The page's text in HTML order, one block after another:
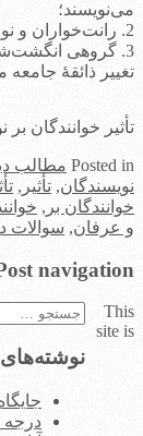
می‌نویسند؛
2. رانت‌‌خواران و نورچشمی‌ها؛
3. گروهی
تغییر ذائقۀ
تأثیر خوانندگان بر
Posted in مطالب
نویسندگان, تأثیر ,
خوانندگان بر ,
و عرفان, سوالات
navigation
جستجو
نوشته‌های
درجه
This
site is